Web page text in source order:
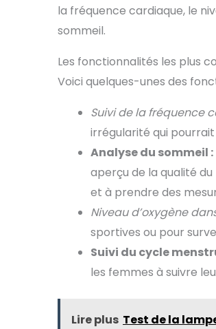
la fréquence cardiaque, le
sommeil.
Les fonctionnalités les plus
Voici quelques-unes des
Suivi de la fréquence
irrégularité qui
Analyse du sommeil :
aperçu de la qualité
et à prendre des
Niveau d’oxygène
sportives ou pour
Suivi du cycle
les femmes à suivre
Lire plus Test de la